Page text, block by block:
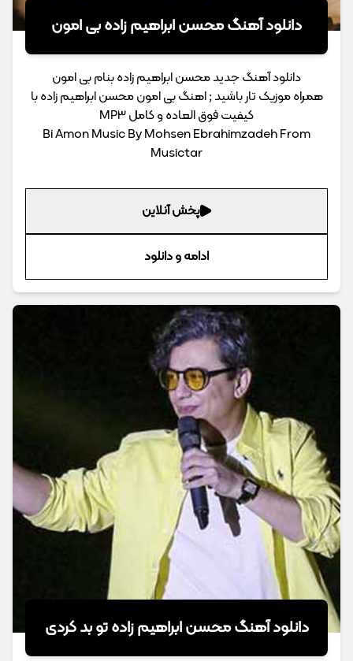
دانلود آهنگ محسن ابراهیم زاده بی امون
دانلود آهنگ جدید محسن ابراهیم زاده بنام بی امون
همراه موزیک تار باشید ; اهنگ بی امون محسن ابراهیم زاده با
کیفیت فوق العاده و کامل MP3
Bi Amon Music By Mohsen Ebrahimzadeh From
Musictar
پخش آنلاین
ادامه و دانلود
دانلود آهنگ محسن ابراهیم زاده تو بد کردی